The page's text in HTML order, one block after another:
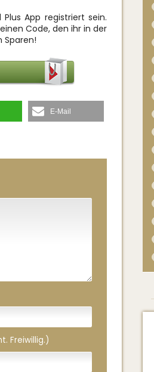
App registriert sein.
Code, den ihr in der
Sparen!
E-Mail
Freiwillig.)